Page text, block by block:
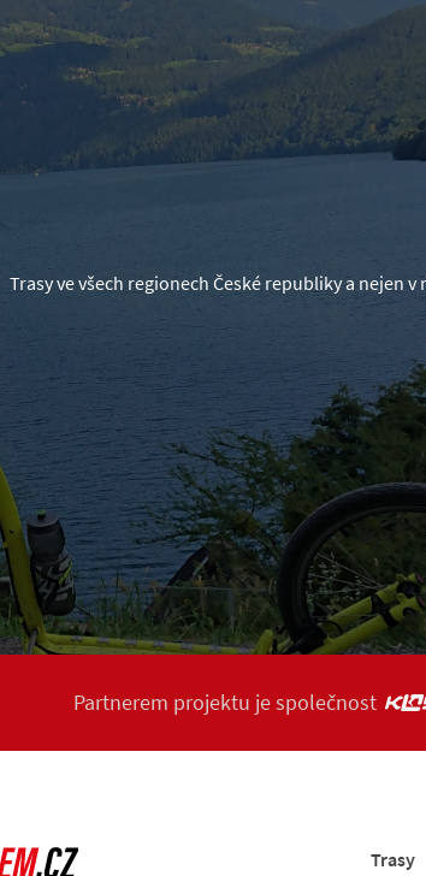
Trasy ve všech regionech České republiky a nejen
Partnerem projektu je společnost
Trasy